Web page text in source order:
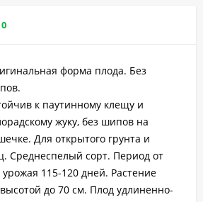
0
форма плода. Без
к паутинному клещу и
жуку, без шипов на
Для открытого грунта и
Среднеспелый сорт. Период от
урожая 115-120 дней. Растение
до 70 см. Плод удлиненно-